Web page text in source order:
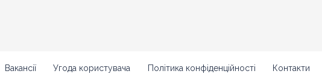
Вакансії Угода користувача Політика конфіденційності Контакти